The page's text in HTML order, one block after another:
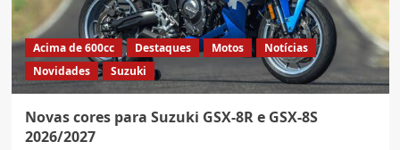
benefício
venda
no
Brasil
Acima de 600cc Destaques Motos
Notícias
Novidades
Suzuki
Novas cores para Suzuki GSX-8R e GSX-8S
2026/2027